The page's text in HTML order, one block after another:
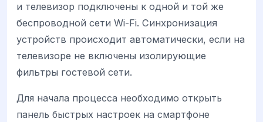
и телевизор подключены к одной и той же
беспроводной сети Wi-Fi. Синхронизация
устройств происходит автоматически, если на
телевизоре не включены изолирующие
фильтры гостевой сети.
Для начала процесса необходимо открыть
панель быстрых настроек на смартфоне